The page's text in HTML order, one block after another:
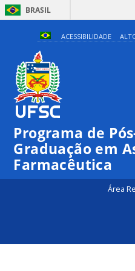
BRASIL
ACESSIBILIDADE
Programa de
Graduação em
Farmacêutica
Área